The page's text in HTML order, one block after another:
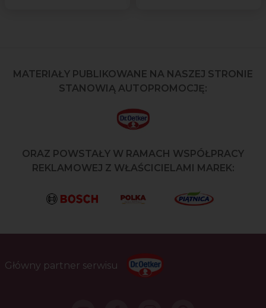
MATERIAŁY PUBLIKOWANE NA NASZEJ STRONIE
STANOWIĄ AUTOPROMOCJĘ:
ORAZ POWSTAŁY W RAMACH WSPÓŁPRACY
REKLAMOWEJ Z WŁAŚCICIELAMI MAREK:
Główny partner serwisu